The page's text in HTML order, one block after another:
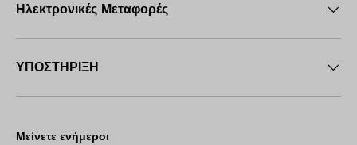
Ηλεκτρονικές Μεταφορές
ΥΠΟΣΤΗΡΙΞΗ
Μείνετε ενήμεροι